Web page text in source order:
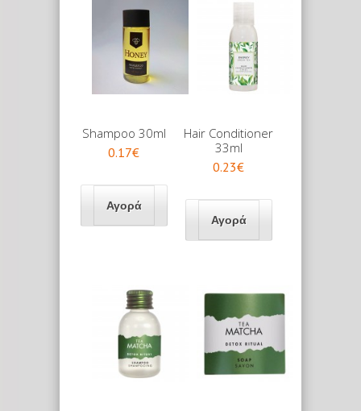
Shampoo 30ml
0.17€
Hair Conditioner
33ml
0.23€